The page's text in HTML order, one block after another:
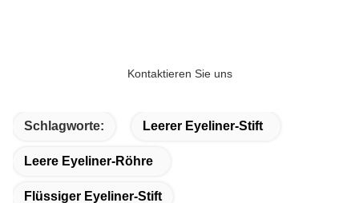
Kontaktieren Sie uns
Schlagworte: Leerer Eyeliner-Stift
Leere Eyeliner-Röhre
Flüssiger Eyeliner-Stift